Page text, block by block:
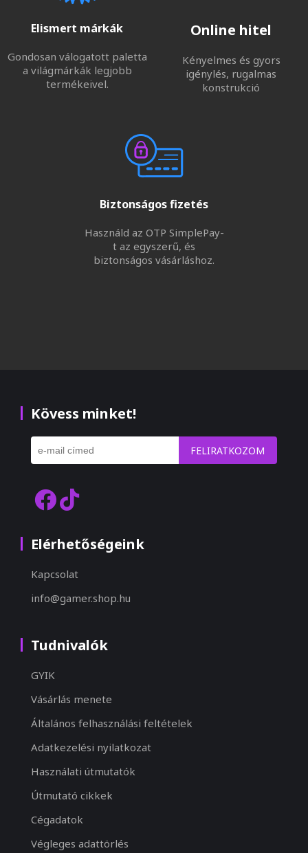
Elismert márkák
Gondosan válogatott paletta
a világmárkák legjobb
termékeivel.
Online hitel
Kényelmes és gyors
igénylés, rugalmas
konstrukció
Biztonságos fizetés
Használd az OTP SimplePay-
t az egyszerű, és
biztonságos vásárláshoz.
Kövess minket!
FELIRATKOZOM
Elérhetőségeink
Kapcsolat
info@gamer.shop.hu
Tudnivalók
GYIK
Vásárlás menete
Általános felhasználási feltételek
Adatkezelési nyilatkozat
Használati útmutatók
Útmutató cikkek
Cégadatok
Végleges adattörlés